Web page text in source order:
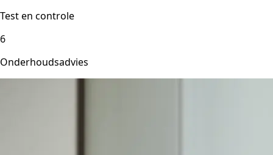
Test en controle
6
Onderhoudsadvies